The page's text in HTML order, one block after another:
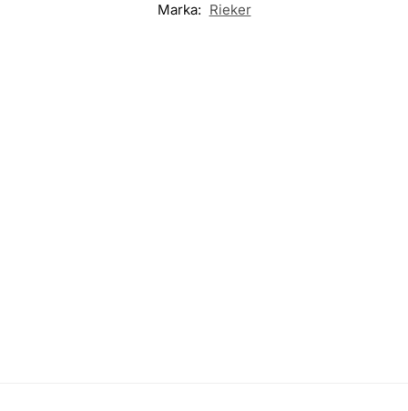
Marka: Rieker